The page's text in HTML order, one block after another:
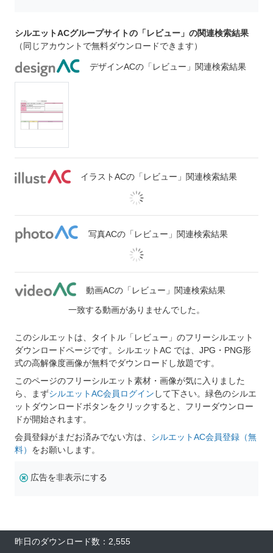
シルエットACグループサイトの「レビュー」の関連検索結果
（同じアカウントで無料ダウンロードできます）
デザインACの「レビュー」関連検索結果
イラストACの「レビュー」関連検索結果
写真ACの「レビュー」関連検索結果
動画ACの「レビュー」関連検索結果
一致する動画がありませんでした。
このシルエットは、タイトル「レビュー」のフリーシルエット
ダウンロードページです。シルエットAC では、JPG・PNG形
式の高解像度画像が無料でダウンロードし放題です。
このページのフリーシルエット素材・画像が気に入りました
ら、まずシルエットAC会員ログイン して下さい。緑色のシルエ
ットダウンロードボタンをクリックすると、フリーダウンロー
ドが開始されます。
会員登録がまだお済みでない方は、 シルエットAC会員登録（無
料） をお願いします。
広告を非表示にする
昨日のダウンロード数：2,555